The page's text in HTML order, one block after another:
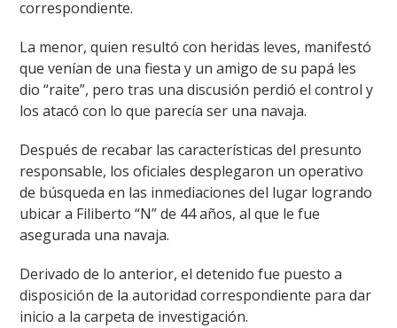
correspondiente.
La menor, quien resultó con heridas leves, manifestó
que venían de una fiesta y un amigo de su papá les
dio “raite”, pero tras una discusión perdió el control y
los atacó con lo que parecía ser una navaja.
Después de recabar las características del presunto
responsable, los oficiales desplegaron un operativo
de búsqueda en las inmediaciones del lugar logrando
ubicar a Filiberto “N” de 44 años, al que le fue
asegurada una navaja.
Derivado de lo anterior, el detenido fue puesto a
disposición de la autoridad correspondiente para dar
inicio a la carpeta de investigación.